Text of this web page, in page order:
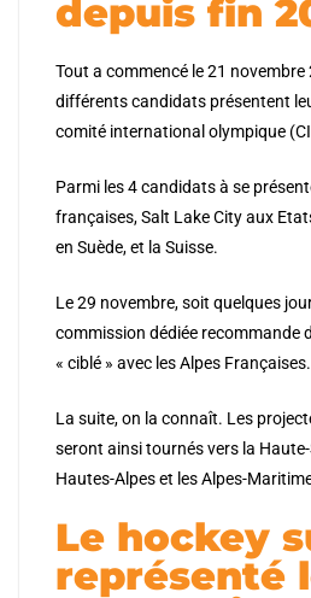
depuis fin
Tout a commencé le 21 novembre
différents candidats présentent
comité international olympique
Parmi les 4 candidats à se
françaises, Salt Lake City aux
en Suède, et la Suisse.
Le 29 novembre, soit quelques
commission dédiée recommande
« ciblé » avec les Alpes Françaises.
La suite, on la connaît. Les
seront ainsi tournés vers la Haute-
Hautes-Alpes et les Alpes-
Le hockey
représenté